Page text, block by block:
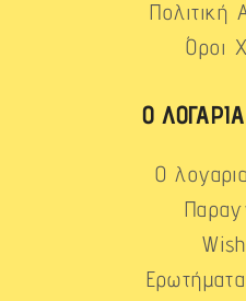
Πολιτική
Όροι
Ο
Ο